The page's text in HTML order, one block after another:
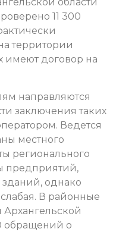
области
11 300
территории
имеют договор на
направляются
заключения таких
Ведется
местного
регионального
предприятий,
однако
В районные
обращений о